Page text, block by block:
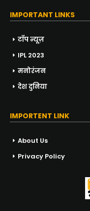
IMPORTANT LINKS
टॉप न्यूज़
IPL 2023
मनोरंजन
देश दुनिया
IMPORTENT LINK
About Us
Privacy Policy